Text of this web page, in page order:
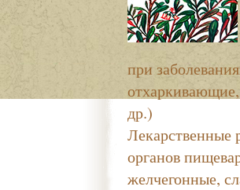
при
др.)
Лекарственные
органов
желчегонные,